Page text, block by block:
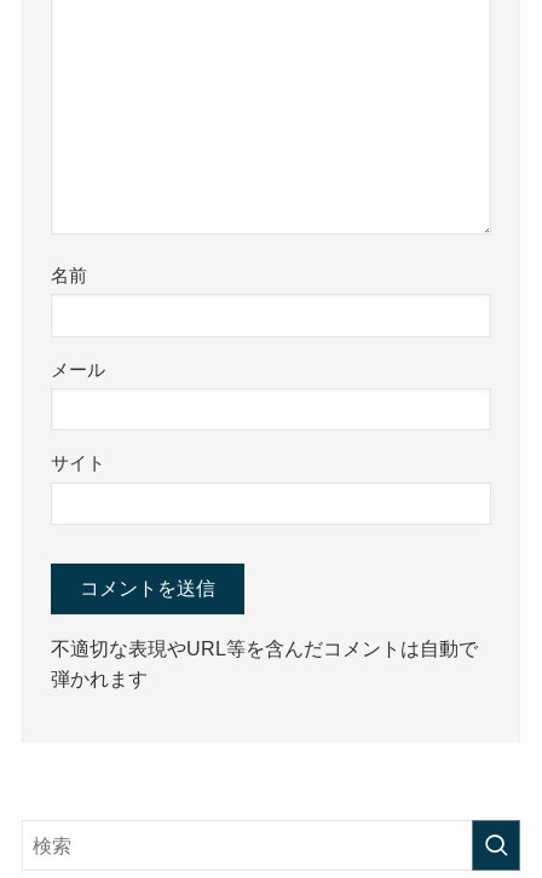
名前
メール
サイト
不適切な表現やURL等を含んだコメントは自動で
弾かれます